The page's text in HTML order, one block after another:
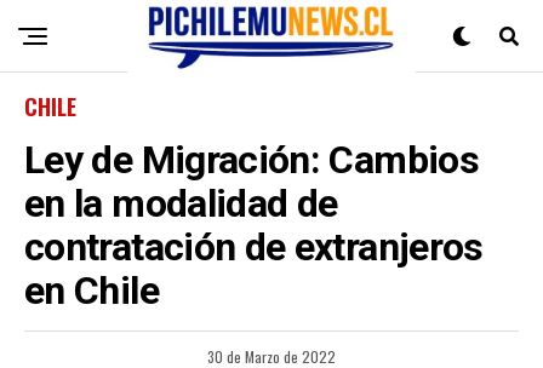
CHILE
Ley de Migración: Cambios
en la modalidad de
contratación de extranjeros
en Chile
30 de Marzo de 2022